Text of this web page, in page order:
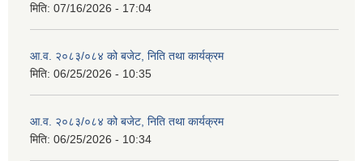
मिति: 07/16/2026 - 17:04
आ.व. २०८३/०८४ को बजेट, निति तथा कार्यक्रम
मिति: 06/25/2026 - 10:35
आ.व. २०८३/०८४ को बजेट, निति तथा कार्यक्रम
मिति: 06/25/2026 - 10:34